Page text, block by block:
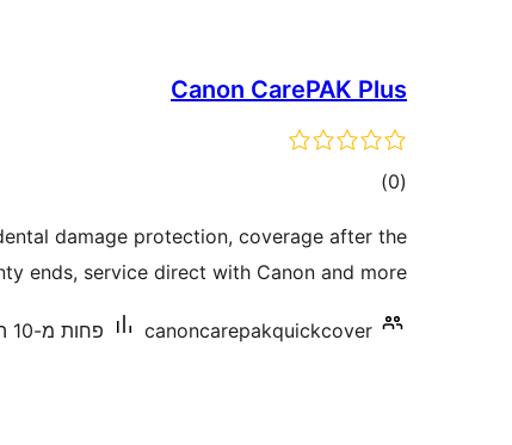
Canon CarePAK Plus
(0 דרוגים)
damage protection, coverage after the
ends, service direct with Canon and more!
canoncarepakquickcover פחות מ-10 התקנות פעילות